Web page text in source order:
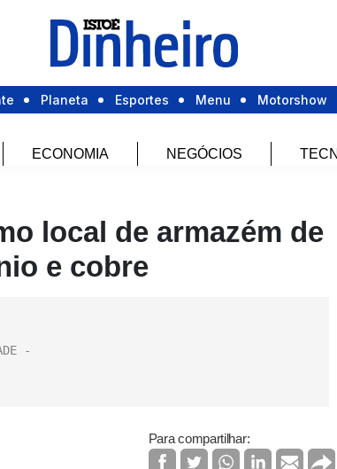
Planeta Esportes Menu Motorshow
ECONOMIA NEGÓCIOS
local de armazém de
e cobre
Para compartilhar: